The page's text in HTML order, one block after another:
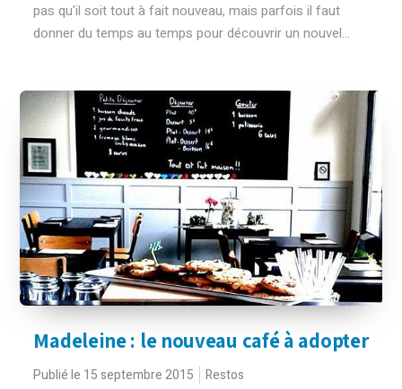
pas qu'il soit tout à fait nouveau, mais parfois il faut
donner du temps au temps pour découvrir un nouvel...
Madeleine : le nouveau café à adopter
Publié le 15 septembre 2015 Restos